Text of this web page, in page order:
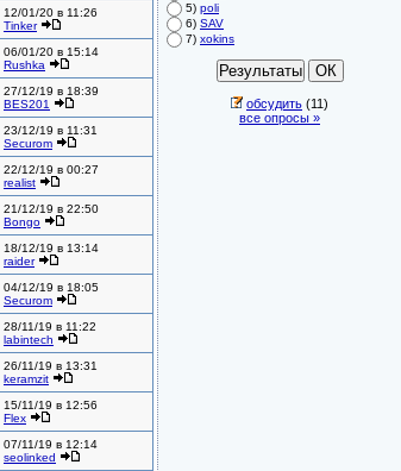
12/01/20 в 11:26
Tinker
06/01/20 в 15:14
Rushka
27/12/19 в 18:39
BES201
23/12/19 в 11:31
Securom
22/12/19 в 00:27
realist
21/12/19 в 22:50
Bongo
18/12/19 в 13:14
raider
04/12/19 в 18:05
Securom
28/11/19 в 11:22
labintech
26/11/19 в 13:31
keramzit
15/11/19 в 12:56
Flex
07/11/19 в 12:14
seolinked
5) poli
6) SAV
7) xokins
обсудить (11)
все опросы »